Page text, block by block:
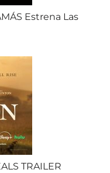
Estrena Las
TRAILER